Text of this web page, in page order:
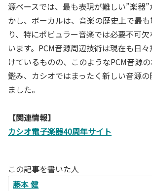
源ベースでは、最も表現が難しい”楽器
かし、ボーカルは、音楽の歴史上で最
り、特にポピュラー音楽では必要不可
います。PCM音源周辺技術は現在も日
けているものの、このようなPCM音源
鑑み、カシオではまったく新しい音源
ました。
【関連情報】
カシオ電子楽器40周年サイト
この記事を書いた人
藤本 健